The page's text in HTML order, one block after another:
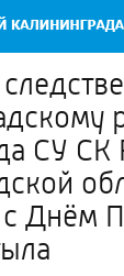
СУ СК
с Днём